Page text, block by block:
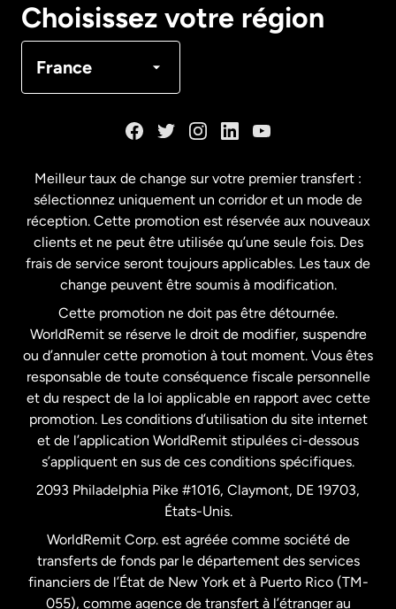
Choisissez votre région
France
Français
États-Unis English
États-Unis Español
France
Malaisie
Nouvelle-Zélande
Pays-Bas
Royaume-Uni
Suède
Meilleur taux de change sur votre premier transfert :
sélectionnez uniquement un corridor et un mode de
réception. Cette promotion est réservée aux nouveaux
clients et ne peut être utilisée qu’une seule fois. Des
frais de service seront toujours applicables. Les taux de
change peuvent être soumis à modification.
Cette promotion ne doit pas être détournée.
WorldRemit se réserve le droit de modifier, suspendre
ou d’annuler cette promotion à tout moment. Vous êtes
responsable de toute conséquence fiscale personnelle
et du respect de la loi applicable en rapport avec cette
promotion. Les conditions d’utilisation du site internet
et de l’application WorldRemit stipulées ci-dessous
s’appliquent en sus de ces conditions spécifiques.
2093 Philadelphia Pike #1016, Claymont, DE 19703,
États-Unis.
WorldRemit Corp. est agréée comme société de
transferts de fonds par le département des services
financiers de l’État de New York et à Puerto Rico (TM-
055), comme agence de transfert à l’étranger au